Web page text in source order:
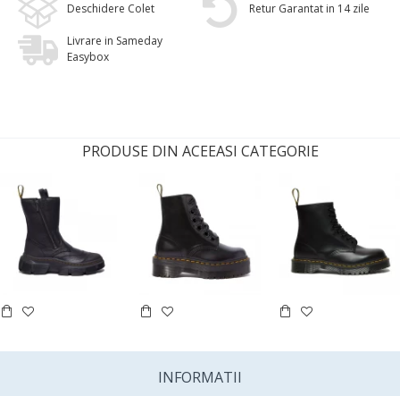
Deschidere Colet Retur Garantat in 14 zile
Livrare in Sameday
Easybox
PRODUSE DIN ACEEASI CATEGORIE
INFORMATII